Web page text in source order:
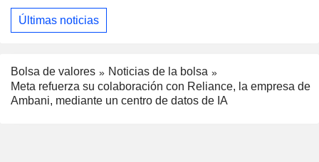
Últimas noticias
Bolsa de valores
Noticias de la bolsa
Meta refuerza su colaboración con Reliance, la empresa de
Ambani, mediante un centro de datos de IA